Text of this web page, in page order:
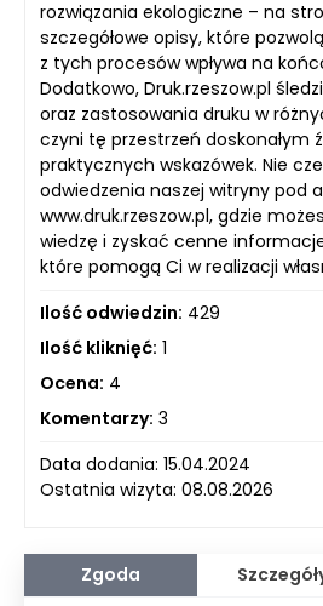
rozwiązania ekologiczne – na
szczegółowe opisy, które
z tych procesów wpływa na
Dodatkowo, Druk.rzeszow.pl
oraz zastosowania druku w
czyni tę przestrzeń doskonałym
praktycznych wskazówek. Nie
odwiedzenia naszej witryny pod
www.druk.rzeszow.pl, gdzie
wiedzę i zyskać cenne
które pomogą Ci w realizacji
Ilość odwiedzin: 429
Ilość kliknięć: 1
Ocena: 4
Komentarzy: 3
Data dodania: 15.04.2024
Ostatnia wizyta: 08.08.2026
Zgoda